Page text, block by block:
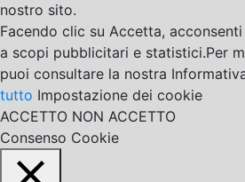
nostro sito.
Facendo clic su Accetta,
a scopi pubblicitari e statistici.Per
puoi consultare la nostra
tutto Impostazione dei cookie
ACCETTO NON ACCETTO
Consenso Cookie